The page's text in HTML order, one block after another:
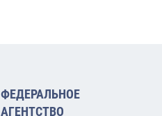
ФЕДЕРАЛЬНОЕ
АГЕНТСТВО